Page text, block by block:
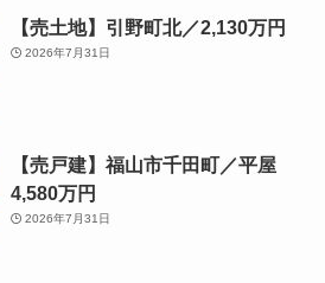
【売土地】引野町北／2,130万円
2026年7月31日
【売戸建】福山市千田町／平屋
4,580万円
2026年7月31日